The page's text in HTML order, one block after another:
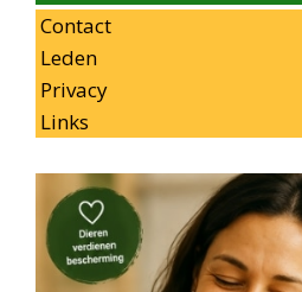
Contact
Leden
Privacy
Links